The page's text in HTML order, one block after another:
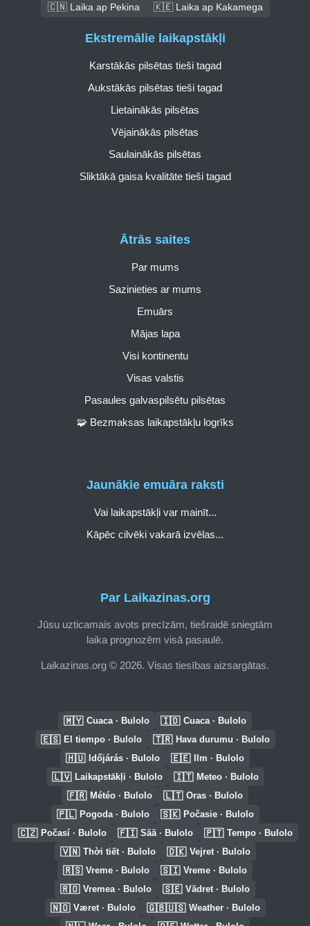
🇨🇳 Laika ap Pekina
🇰🇪 Laika ap Kakamega
Par Laikazinas.org
Jūsu uzticamais avots precīzām, tiešraidē sniegtām
laika prognozēm visā pasaulē.
Laikazinas.org © 2026. Visas tiesības aizsargātas.
Ātrās saites
Par mums
Sazinieties ar mums
Emuārs
Mājas lapa
Visi kontinentu
Visas valstis
Pasaules galvaspilsētu pilsētas
🧩 Bezmaksas laikapstākļu logrīks
Ekstremālie laikapstākļi
Karstākās pilsētas tieši tagad
Aukstākās pilsētas tieši tagad
Lietainākās pilsētas
Vējainākās pilsētas
Saulainākās pilsētas
Sliktākā gaisa kvalitāte tieši tagad
Jaunākie emuāra raksti
Vai laikapstākļi var mainīt...
Kāpēc cilvēki vakarā izvēlas...
🇲🇾 Cuaca · Bulolo 🇮🇩 Cuaca · Bulolo
🇪🇸 El tiempo · Bulolo 🇹🇷 Hava durumu · Bulolo
🇭🇺 Időjárás · Bulolo 🇪🇪 Ilm · Bulolo
🇱🇻 Laikapstākļi · Bulolo 🇮🇹 Meteo · Bulolo
🇫🇷 Météo · Bulolo 🇱🇹 Oras · Bulolo
🇵🇱 Pogoda · Bulolo 🇸🇰 Počasie · Bulolo
🇨🇿 Počasí · Bulolo 🇫🇮 Sää · Bulolo 🇵🇹 Tempo · Bulolo
🇻🇳 Thời tiết · Bulolo 🇩🇰 Vejret · Bulolo
🇷🇸 Vreme · Bulolo 🇸🇮 Vreme · Bulolo
🇷🇴 Vremea · Bulolo 🇸🇪 Vädret · Bulolo
🇳🇴 Været · Bulolo 🇬🇧🇺🇸 Weather · Bulolo